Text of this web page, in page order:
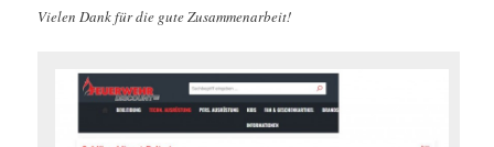
Vielen Dank für die gute Zusammenarbeit!